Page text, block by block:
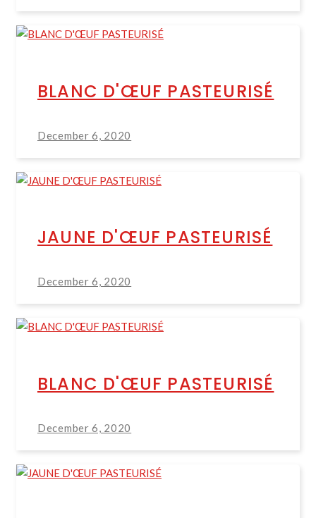
BLANC D'ŒUF PASTEURISÉ
December 6, 2020
JAUNE D'ŒUF PASTEURISÉ
December 6, 2020
BLANC D'ŒUF PASTEURISÉ
December 6, 2020